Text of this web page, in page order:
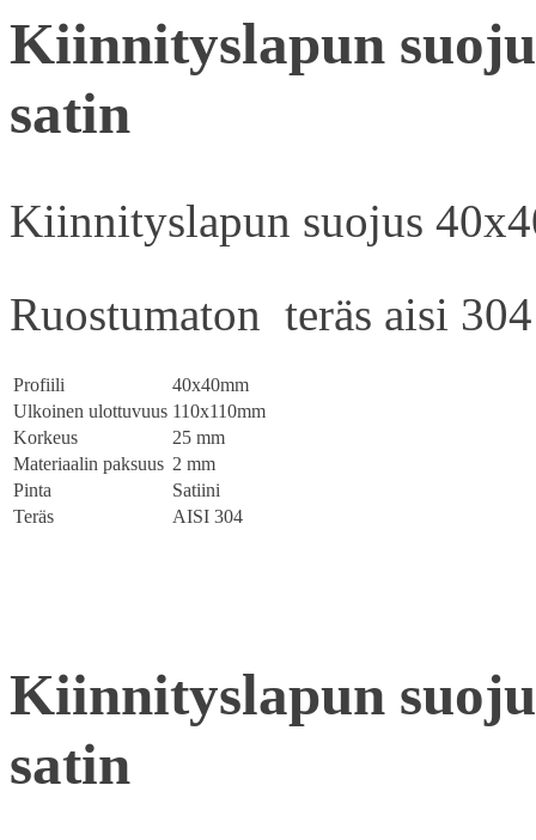
Kiinnityslapun
satin
Kiinnityslapun suojus
Ruostumaton teräs aisi 304
Profiili
40x40mm
Ulkoinen ulottuvuus 110x110mm
Korkeus
25 mm
Materiaalin paksuus 2 mm
Pinta
Satiini
Teräs
AISI 304
Kiinnityslapun
satin